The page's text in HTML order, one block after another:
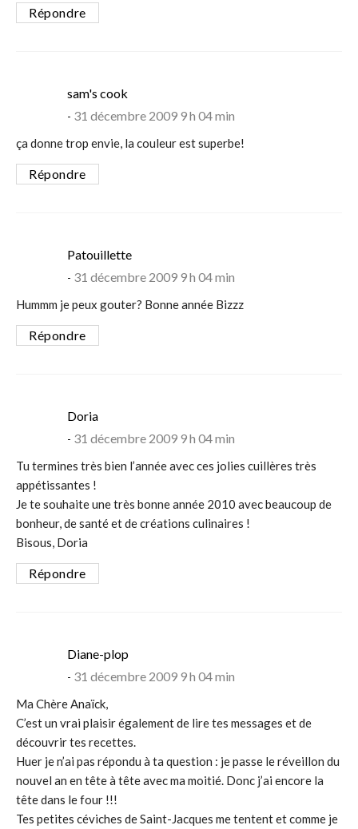
Répondre
sam's cooksays:
31 décembre 2009 9 h 04 min
ça donne trop envie, la couleur est superbe!
Répondre
Patouillettesays:
31 décembre 2009 9 h 04 min
Hummm je peux gouter? Bonne année Bizzz
Répondre
Doriasays:
31 décembre 2009 9 h 04 min
Tu termines très bien l’année avec ces jolies cuillères très
appétissantes !
Je te souhaite une très bonne année 2010 avec beaucoup de
bonheur, de santé et de créations culinaires !
Bisous, Doria
Répondre
Diane-plopsays:
31 décembre 2009 9 h 04 min
Ma Chère Anaïck,
C’est un vrai plaisir également de lire tes messages et de
découvrir tes recettes.
Huer je n’ai pas répondu à ta question : je passe le réveillon du
nouvel an en tête à tête avec ma moitié. Donc j’ai encore la
tête dans le four !!!
Tes petites céviches de Saint-Jacques me tentent et comme je